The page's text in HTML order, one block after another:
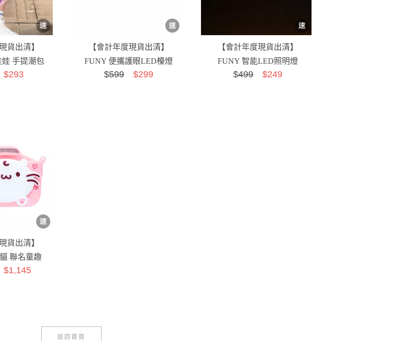
貨出清】
手提潮包
【會計年度現貨出清】
FUNY 便攜護眼LED檯燈
綠色
$599$299
【會計年度現貨出清】
FUNY 智能LED照明燈
$499$249
貨出清】
聯名童趣
級附贈】
返回首頁